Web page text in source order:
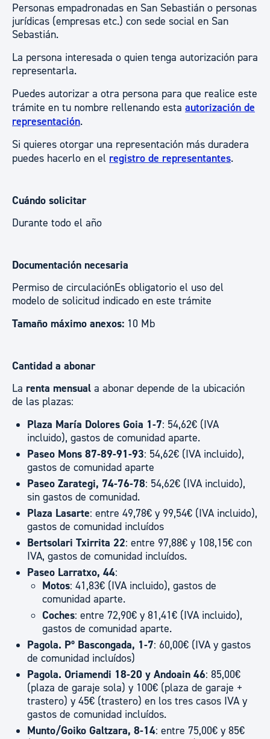
Personas empadronadas en San Sebastián o personas
jurídicas (empresas etc.) con sede social en San
Sebastián.
La persona interesada o quien tenga autorización para
representarla.
Puedes autorizar a otra persona para que realice este
trámite en tu nombre rellenando esta autorización de
representación.
Si quieres otorgar una representación más duradera
puedes hacerlo en el registro de representantes.
Cuándo solicitar
Durante todo el año
Documentación necesaria
Permiso de circulaciónEs obligatorio el uso del
modelo de solicitud indicado en este trámite
Tamaño máximo anexos: 10 Mb
Cantidad a abonar
La renta mensual a abonar depende de la ubicación
de las plazas:
Plaza María Dolores Goia 1-7: 54,62€ (IVA
incluido), gastos de comunidad aparte.
Paseo Mons 87-89-91-93: 54,62€ (IVA incluido),
gastos de comunidad aparte
Paseo Zarategi, 74-76-78: 54,62€ (IVA incluido),
sin gastos de comunidad.
Plaza Lasarte: entre 49,78€ y 99,54€ (IVA incluido),
gastos de comunidad incluídos
Bertsolari Txirrita 22: entre 97,88€ y 108,15€ con
IVA, gastos de comunidad incluídos.
Paseo Larratxo, 44:
Motos: 41,83€ (IVA incluido), gastos de
comunidad aparte.
Coches: entre 72,90€ y 81,41€ (IVA incluido),
gastos de comunidad aparte.
Pagola. Pº Bascongada, 1-7: 60,00€ (IVA y gastos
de comunidad incluídos)
Pagola. Oriamendi 18-20 y Andoain 46: 85,00€
(plaza de garaje sola) y 100€ (plaza de garaje +
trastero) y 45€ (trastero) en los tres casos IVA y
gastos de comunidad incluídos.
Munto/Goiko Galtzara, 8-14: entre 75,00€ y 85€